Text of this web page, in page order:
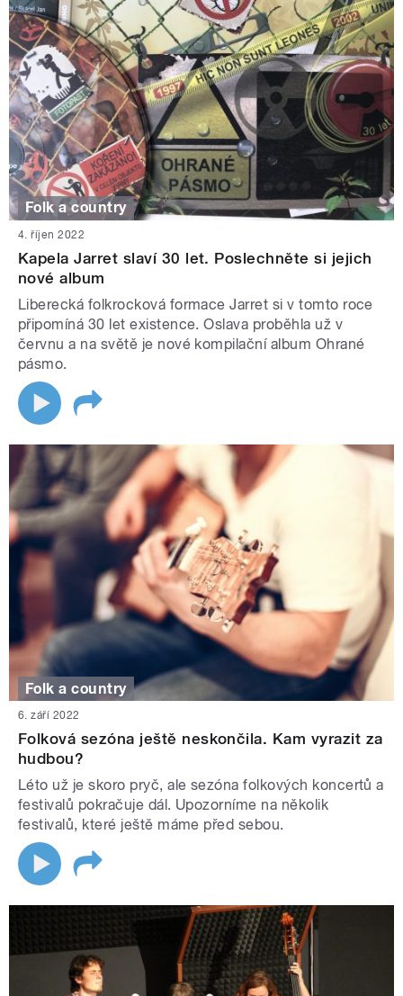
Folk a country
4. říjen 2022
Kapela Jarret slaví 30 let. Poslechněte si jejich
nové album
Liberecká folkrocková formace Jarret si v tomto roce
připomíná 30 let existence. Oslava proběhla už v
červnu a na světě je nové kompilační album Ohrané
pásmo.
Folk a country
6. září 2022
Folková sezóna ještě neskončila. Kam vyrazit za
hudbou?
Léto už je skoro pryč, ale sezóna folkových koncertů a
festivalů pokračuje dál. Upozorníme na několik
festivalů, které ještě máme před sebou.